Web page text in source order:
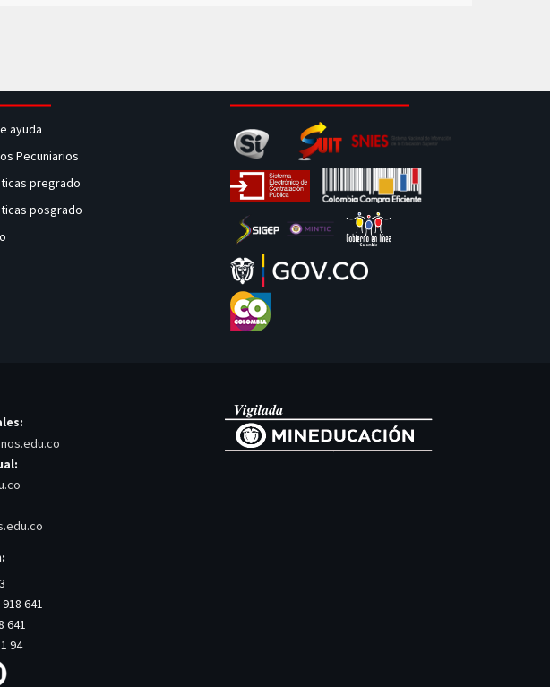
ayuda
Pecuniarios
pregrado
posgrado
641
641
94